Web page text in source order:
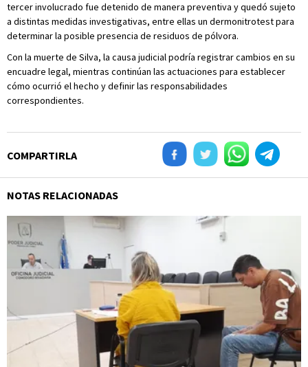
tercer involucrado fue detenido de manera preventiva y quedó sujeto
a distintas medidas investigativas, entre ellas un dermonitrotest para
determinar la posible presencia de residuos de pólvora.
Con la muerte de Silva, la causa judicial podría registrar cambios en su
encuadre legal, mientras continúan las actuaciones para establecer
cómo ocurrió el hecho y definir las responsabilidades
correspondientes.
COMPARTIRLA
NOTAS RELACIONADAS